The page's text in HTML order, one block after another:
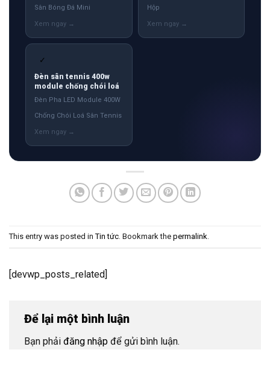
Sân Bóng Đá Mini
Hộp
✓
Đèn sân tennis 400w
module chống chói loá
Đèn Pha LED Module 400W
Chống Chói Loá Sân Tennis
This entry was posted inTin tức . Bookmark the permalink
[devwp_posts_related]
Để lại một bình luận
Bạn phải đăng nhập để gửi bình luận.